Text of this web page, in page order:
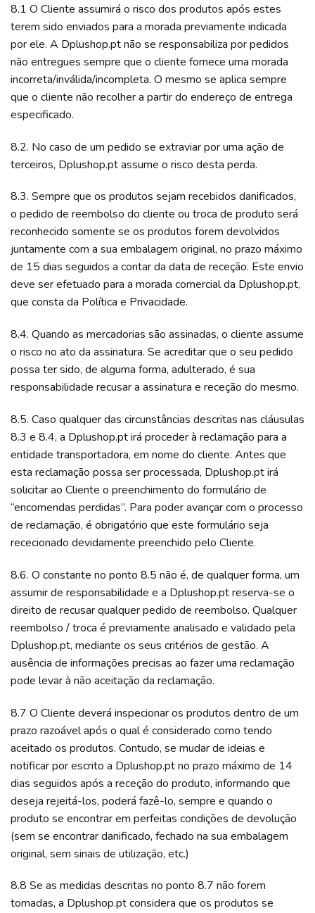
8.1 O Cliente assumirá o risco dos produtos após estes
terem sido enviados para a morada previamente indicada
por ele. A Dplushop.pt não se responsabiliza por pedidos
não entregues sempre que o cliente fornece uma morada
incorreta/inválida/incompleta. O mesmo se aplica sempre
que o cliente não recolher a partir do endereço de entrega
especificado.
8.2. No caso de um pedido se extraviar por uma ação de
terceiros, Dplushop.pt assume o risco desta perda.
8.3. Sempre que os produtos sejam recebidos danificados,
o pedido de reembolso do cliente ou troca de produto será
reconhecido somente se os produtos forem devolvidos
juntamente com a sua embalagem original, no prazo máximo
de 15 dias seguidos a contar da data de receção. Este envio
deve ser efetuado para a morada comercial da Dplushop.pt,
que consta da Política e Privacidade.
8.4. Quando as mercadorias são assinadas, o cliente assume
o risco no ato da assinatura. Se acreditar que o seu pedido
possa ter sido, de alguma forma, adulterado, é sua
responsabilidade recusar a assinatura e receção do mesmo.
8.5. Caso qualquer das circunstâncias descritas nas cláusulas
8.3 e 8.4, a Dplushop.pt irá proceder à reclamação para a
entidade transportadora, em nome do cliente. Antes que
esta reclamação possa ser processada, Dplushop.pt irá
solicitar ao Cliente o preenchimento do formulário de
“encomendas perdidas”. Para poder avançar com o processo
de reclamação, é obrigatório que este formulário seja
rececionado devidamente preenchido pelo Cliente.
8.6. O constante no ponto 8.5 não é, de qualquer forma, um
assumir de responsabilidade e a Dplushop.pt reserva-se o
direito de recusar qualquer pedido de reembolso. Qualquer
reembolso / troca é previamente analisado e validado pela
Dplushop.pt, mediante os seus critérios de gestão. A
ausência de informações precisas ao fazer uma reclamação
pode levar à não aceitação da reclamação.
8.7 O Cliente deverá inspecionar os produtos dentro de um
prazo razoável após o qual é considerado como tendo
aceitado os produtos. Contudo, se mudar de ideias e
notificar por escrito a Dplushop.pt no prazo máximo de 14
dias seguidos após a receção do produto, informando que
deseja rejeitá-los, poderá fazê-lo, sempre e quando o
produto se encontrar em perfeitas condições de devolução
(sem se encontrar danificado, fechado na sua embalagem
original, sem sinais de utilização, etc.)
8.8 Se as medidas descritas no ponto 8.7 não forem
tomadas, a Dplushop.pt considera que os produtos se